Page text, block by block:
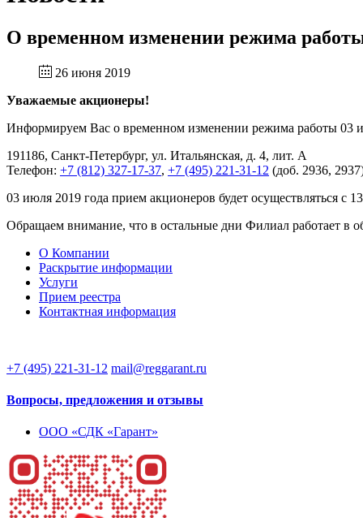
О временном изменении режима
26 июня 2019
Уважаемые акционеры!
Информируем Вас о временном изменении режима работы 03
191186, Санкт-Петербург, ул. Итальянская, д. 4, лит. А
Телефон: +7 (812) 327-17-37, +7 (495) 221-31-12 (доб. 2936,
03 июля 2019 года прием акционеров будет осуществляться с
Обращаем внимание, что в остальные дни Филиал работает в
О Компании
Раскрытие информации
Услуги
Прием реестра
Контактная информация
+7 (495) 221-31-12 mail@reggarant.ru
Вопросы, предложения и отзывы
ООО «СДК «Гарант»